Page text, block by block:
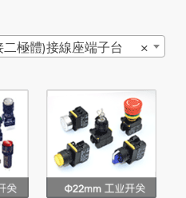
×
極體)接線座端子台